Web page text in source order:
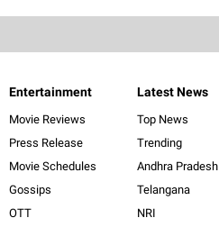
Entertainment
Movie Reviews
Press Release
Movie Schedules
Gossips
OTT
Latest News
Top News
Trending
Andhra Pradesh
Telangana
NRI